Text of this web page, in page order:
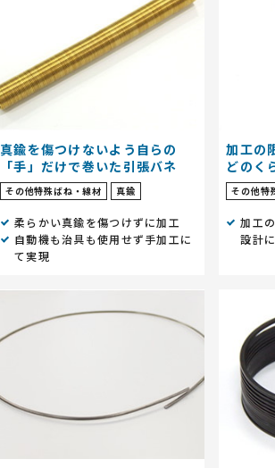
真鍮を傷つけないよう自らの
「手」だけで巻いた引張バネ
その他特殊ばね・線材 真鍮
柔らかい真鍮を傷つけずに加工
自動機も治具も使用せず手加工に
て実現
加工の
どのく
その他特
加工
設計